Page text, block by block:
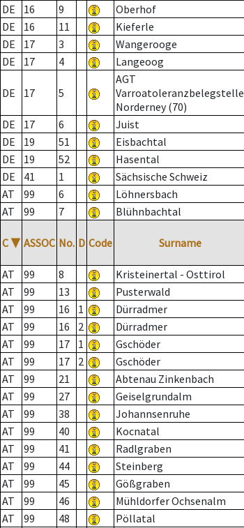
DE
16 9 Oberhof
DE
16 11 Kieferle
DE
17 3 Wangerooge
DE
17 4 Langeoog
DE 17 5
AGT
Varroatoleranzbelegstelle
Norderney (70)
DE 17 6 Juist
DE
19 51 Eisbachtal
DE
19 52 Hasental
DE
41 1 Sächsische Schweiz
AT
99 6 Löhnersbach
AT
99 7 Blühnbachtal
C ▼ ASSOC No. D Code Surname
AT
99 8 Kristeinertal - Osttirol
AT
99 13 Pusterwald
AT
99 16 1 Dürradmer
AT
99 16 2 Dürradmer
AT
99 17 1 Gschöder
AT
99 17 2 Gschöder
AT
99 21 Abtenau Zinkenbach
AT
99 27 Geiselgrundalm
AT
99 38 Johannsenruhe
AT
99 40 Kocnatal
AT
99 41 Radlgraben
AT
99 44 Steinberg
AT
99 45 Gößgraben
AT
99 46 Mühldorfer Ochsenalm
AT
99 48 Pöllatal